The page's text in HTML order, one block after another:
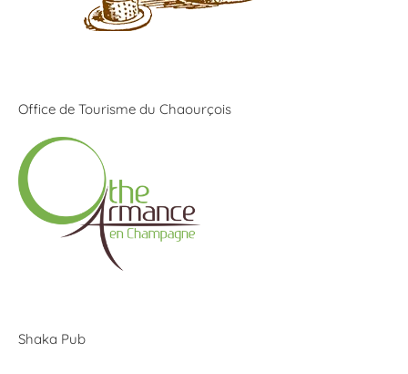
Office de Tourisme du Chaourçois
Shaka Pub